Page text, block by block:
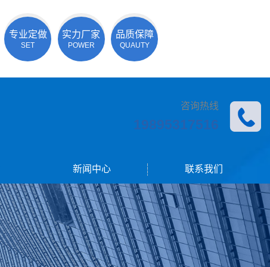
专业定做
SET
实力厂家
POWER
品质保障
QUAUTY
咨询热线
19895317516
新闻中心 联系我们